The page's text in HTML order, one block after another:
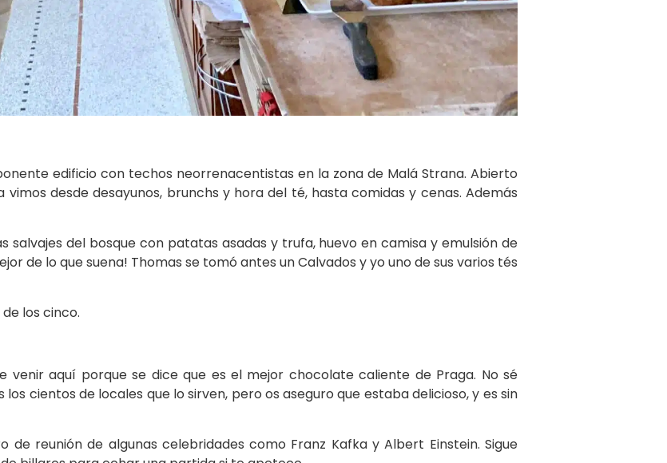
edificio con techos neorrenacentistas en la zona de Malá Strana. Abierto
desde desayunos, brunchs y hora del té, hasta comidas y cenas. Además
salvajes del bosque con patatas asadas y trufa, huevo en camisa y emulsión de
de lo que suena! Thomas se tomó antes un Calvados y yo uno de sus varios tés
los cinco.
venir aquí porque se dice que es el mejor chocolate caliente de Praga. No sé
cientos de locales que lo sirven, pero os aseguro que estaba delicioso, y es sin
de reunión de algunas celebridades como Franz Kafka y Albert Einstein. Sigue